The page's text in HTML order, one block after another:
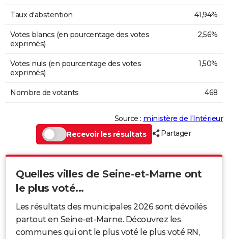
Taux d'abstention 41,94%
Votes blancs (en pourcentage des votes
exprimés)
2,56%
Votes nuls (en pourcentage des votes
exprimés)
1,50%
Nombre de votants 468
Source : ministère de l’Intérieur
Recevoir les résultats
Partager
Quelles villes de Seine-et-Marne ont
le plus voté...
Les résultats des municipales 2026 sont dévoilés
partout en Seine-et-Marne. Découvrez les
communes qui ont le plus voté le plus voté RN,